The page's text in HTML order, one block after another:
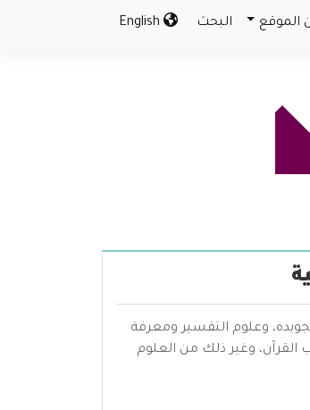
الموقع البحث
وعلوم التفسير ومعرفة
القرآن، وغير ذلك من العلوم